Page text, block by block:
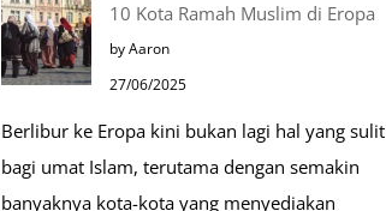
Masjid
Nabawi
10 Kota Ramah Muslim di Eropa
by Aaron
27/06/2025
Berlibur ke Eropa kini bukan lagi hal yang sulit
bagi umat Islam, terutama dengan semakin
banyaknya kota-kota yang menyediakan